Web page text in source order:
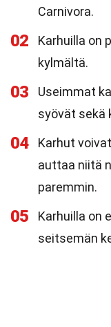
Carnivora.
02
Karhuilla on
kylmältä.
03
Useimmat
syövät sekä
04
Karhut
auttaa niitä
paremmin.
05 Karhuilla on
seitsemän